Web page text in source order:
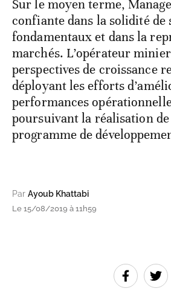
Sur le moyen terme,
confiante dans la solidité de
fondamentaux et dans la
marchés. L’opérateur
perspectives de croissance
déployant les efforts
performances
poursuivant la réalisation
programme de
Par Ayoub Khattabi
Le 15/08/2019 à 11h59